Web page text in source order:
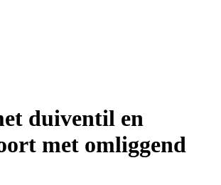
duiventil en
met omliggend